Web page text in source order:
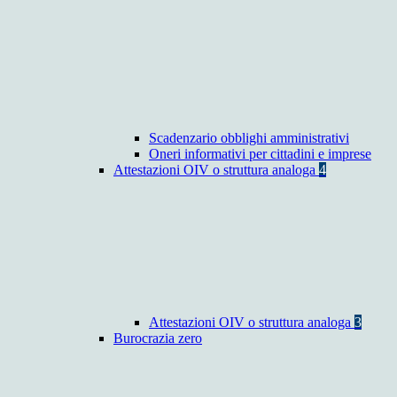
Scadenzario obblighi amministrativi
Oneri informativi per cittadini e imprese
Attestazioni OIV o struttura analoga 4
Attestazioni OIV o struttura analoga 3
Burocrazia zero